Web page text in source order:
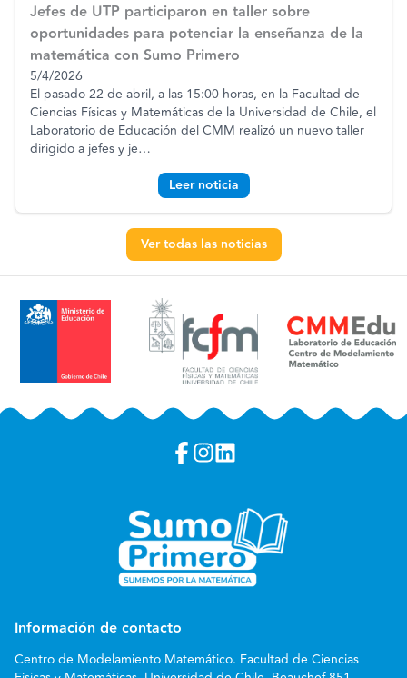
Jefes de UTP participaron en taller sobre
oportunidades para potenciar la enseñanza de la
matemática con Sumo Primero
5/4/2026
El pasado 22 de abril, a las 15:00 horas, en la Facultad de
Ciencias Físicas y Matemáticas de la Universidad de Chile, el
Laboratorio de Educación del CMM realizó un nuevo taller
dirigido a jefes y je…
Leer noticia
Ver todas las noticias
Información de contacto
Centro de Modelamiento Matemático. Facultad de Ciencias